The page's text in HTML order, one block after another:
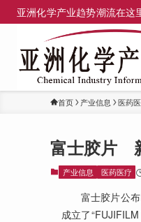
亚洲化学产业趋势潮流在这
首页 产业信息 医药
富士胶片
产业信息 医药医疗
富士胶片公布
成立了